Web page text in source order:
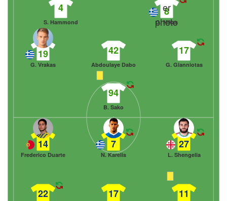
8
G. Nikas
4
S. Hammond
17
G. Gianniotas
42
Abdoulaye Dabo
19
G. Vrakas
94
B. Sako
22 17 11
14
Frederico Duarte
7
N. Karelis
27
L. Shengelia